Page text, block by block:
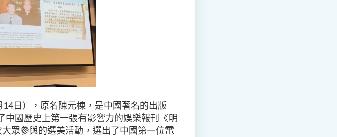
日），原名陳元棟，是中國著名的出版
中國歷史上第一張有影響力的娛樂報刊《明
眾參與的選美活動，選出了中國第一位電